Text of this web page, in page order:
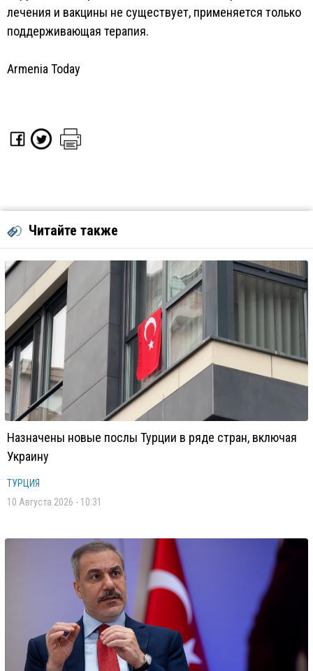
лечения и вакцины не существует, применяется только
поддерживающая терапия.
Armenia Today
Читайте также
Назначены новые послы Турции в ряде стран, включая
Украину
ТУРЦИЯ
10 Августа 2026 - 10:31